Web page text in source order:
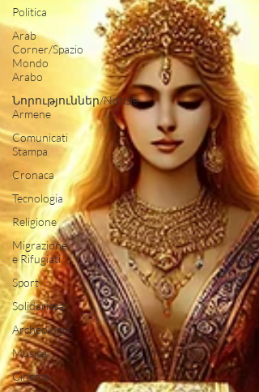
Politica
Arab
Corner/Spazio
Mondo
Arabo
Նորություններ/Notizie
Armene
Comunicati
Stampa
Cronaca
Tecnologia
Religione
Migrazione
e Rifugiati
Sport
Solidarietà
Archeologia
Musica
Cinema